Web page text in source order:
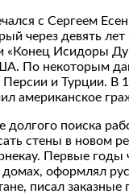
с Сергеем
через девять
«Конец Исидоры
По некоторым
Персии и Турции. В
американское
долгого поиска
стены в новом
Первые годы
домах, оформлял
писал заказные